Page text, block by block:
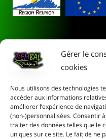
Gérer le
cookies
Nous utilisons des technologies
accéder aux informations
améliorer l’expérience de
(non-)personnalisées. Consentir
traiter des données telles que le
uniques sur ce site. Le fait de ne
Rejoignez-nous sur